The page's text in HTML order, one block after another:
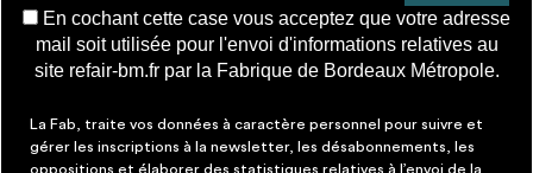
En cochant cette case vous acceptez que votre adresse
mail soit utilisée pour l'envoi d'informations relatives au
site refair-bm.fr par la Fabrique de Bordeaux Métropole.
La Fab, traite vos données à caractère personnel pour suivre et
gérer les inscriptions à la newsletter, les désabonnements, les
oppositions et élaborer des statistiques relatives à l’envoi de la